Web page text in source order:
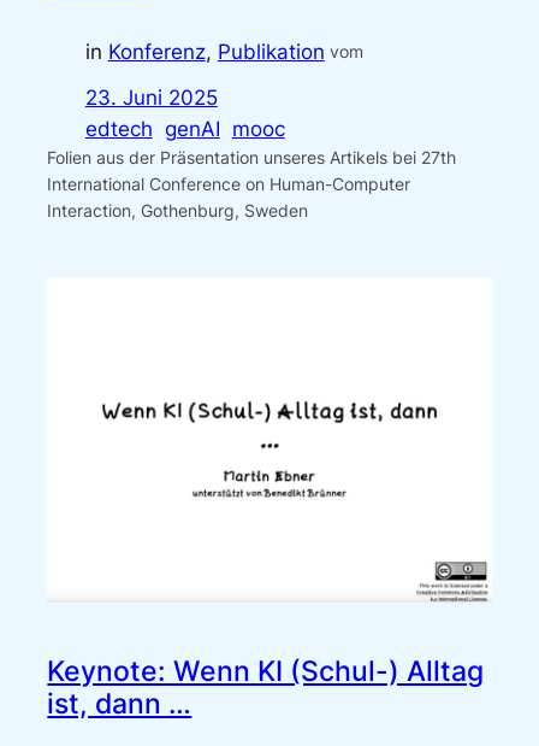
in Konferenz, Publikation vom
23. Juni 2025
edtech genAI mooc
Folien aus der Präsentation unseres Artikels bei 27th
International Conference on Human-Computer
Interaction, Gothenburg, Sweden
Keynote: Wenn KI (Schul-) Alltag
ist, dann …